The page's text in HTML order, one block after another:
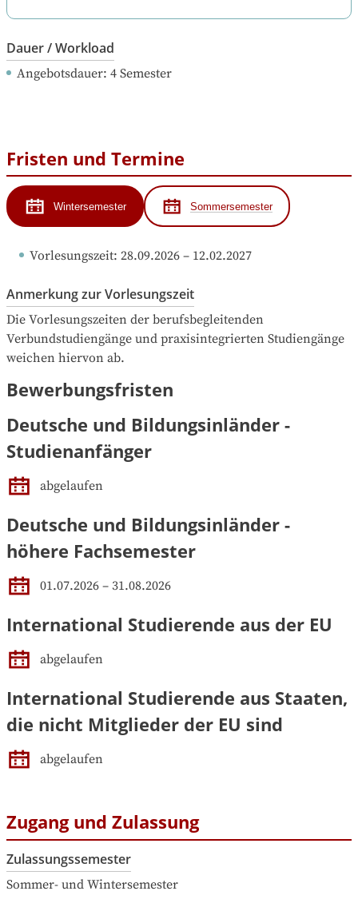
Dauer / Workload
Angebotsdauer: 4 Semester
Fristen und Termine
Wintersemester Sommersemester
Vorlesungszeit: 28.09.2026 – 12.02.2027
Anmerkung zur Vorlesungszeit
Die Vorlesungszeiten der berufsbegleitenden
Verbundstudiengänge und praxisintegrierten Studiengänge
weichen hiervon ab.
Bewerbungsfristen
Deutsche und Bildungsinländer -
Studienanfänger
abgelaufen
Deutsche und Bildungsinländer -
höhere Fachsemester
01.07.2026 – 31.08.2026
International Studierende aus der EU
abgelaufen
International Studierende aus Staaten,
die nicht Mitglieder der EU sind
abgelaufen
Zugang und Zulassung
Zulassungssemester
Sommer- und Wintersemester